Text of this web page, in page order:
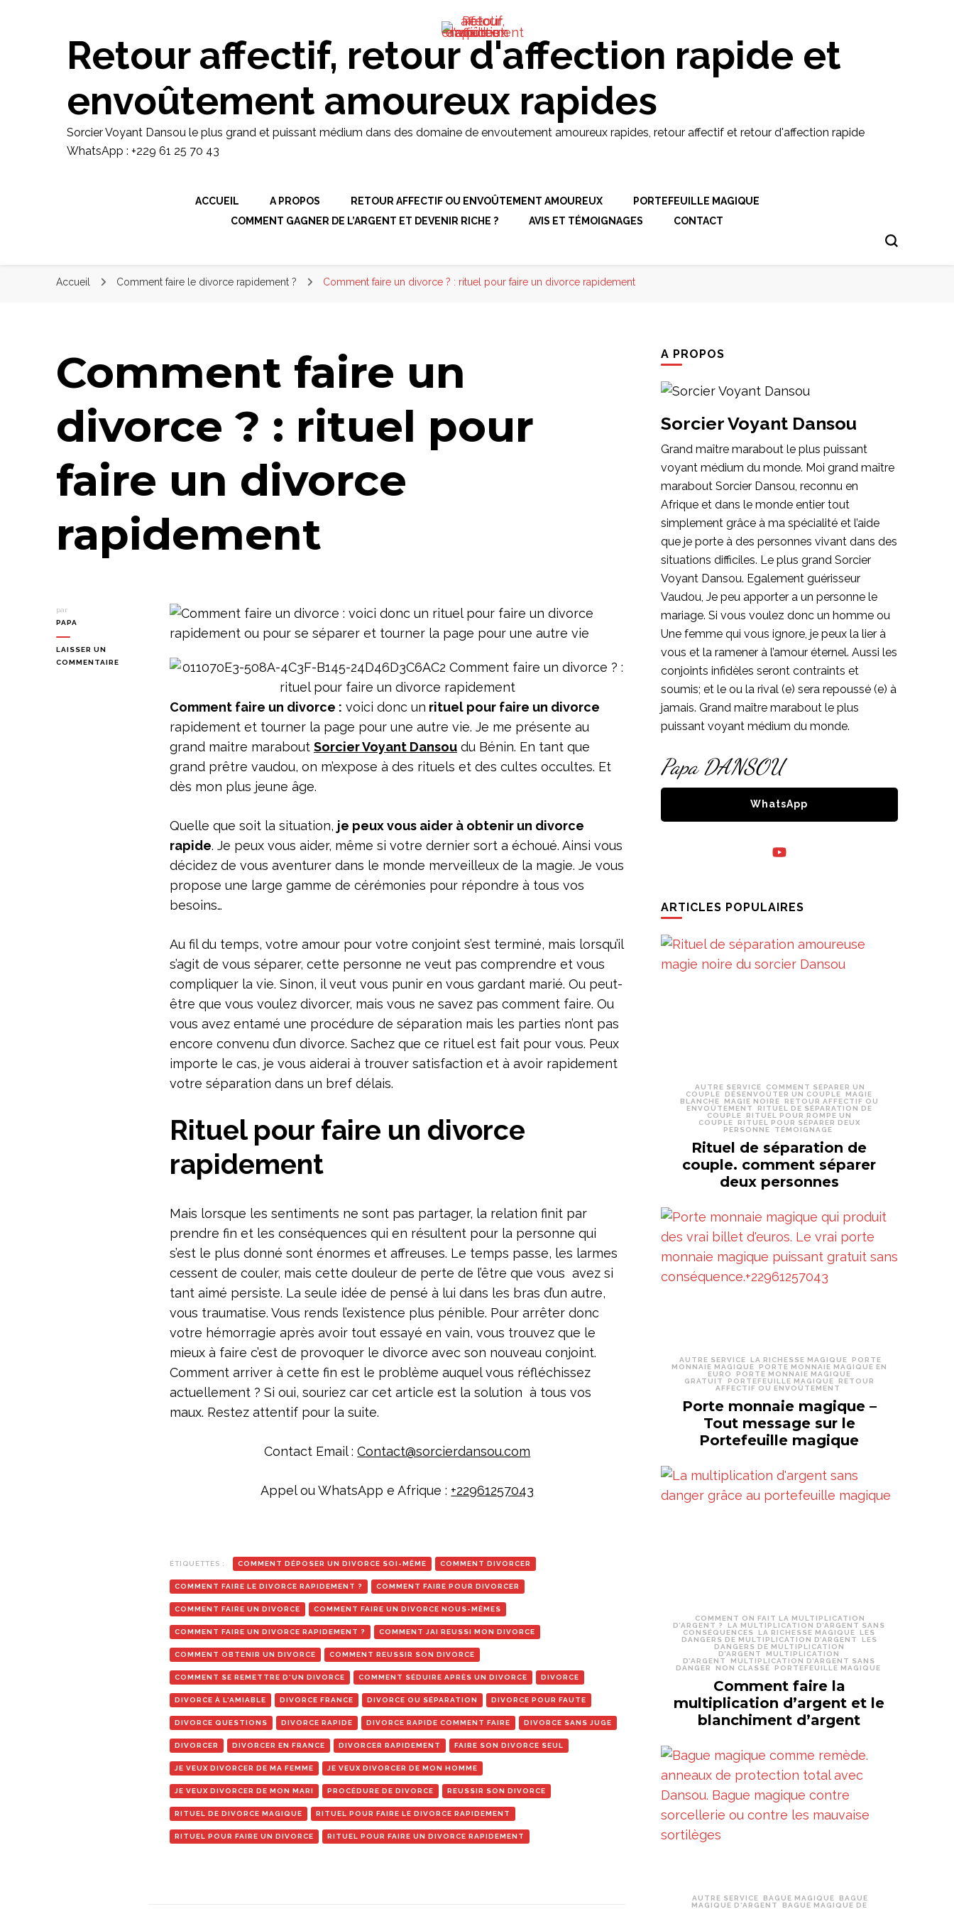
domaine de envoutement amoureux rapides, retour affectif et
retour d'affection rapide WhatsApp : +229 61 25 70 43
Retour affectif, retour d'affection rapide et
envoûtement amoureux rapides
Sorcier Voyant Dansou le plus grand et puissant médium dans des domaine de envoutement amoureux rapides, retour affectif et retour d'affection rapide
WhatsApp : +229 61 25 70 43
ACCUEIL A PROPOS RETOUR AFFECTIF OU ENVOÛTEMENT AMOUREUX
PORTEFEUILLE MAGIQUE
COMMENT GAGNER DE L’ARGENT ET DEVENIR RICHE ?
AVIS ET TÉMOIGNAGES CONTACT
Accueil Comment faire le divorce rapidement ? Comment faire un divorce ? : rituel pour faire un divorce rapidement
Comment faire un
divorce ? : rituel pour
faire un divorce
rapidement
par
PAPA
LAISSER UN
COMMENTAIRE
Comment faire un divorce : voici donc un rituel pour faire un divorce
rapidement et tourner la page pour une autre vie. Je me présente au
grand maitre marabout Sorcier Voyant Dansou du Bénin. En tant que
grand prêtre vaudou, on m’expose à des rituels et des cultes occultes. Et
dès mon plus jeune âge.
Quelle que soit la situation, je peux vous aider à obtenir un divorce
rapide. Je peux vous aider, même si votre dernier sort a échoué. Ainsi vous
décidez de vous aventurer dans le monde merveilleux de la magie. Je vous
propose une large gamme de cérémonies pour répondre à tous vos
besoins…
Au fil du temps, votre amour pour votre conjoint s’est terminé, mais lorsqu’il
s’agit de vous séparer, cette personne ne veut pas comprendre et vous
compliquer la vie. Sinon, il veut vous punir en vous gardant marié. Ou peut-
être que vous voulez divorcer, mais vous ne savez pas comment faire. Ou
vous avez entamé une procédure de séparation mais les parties n’ont pas
encore convenu d’un divorce. Sachez que ce rituel est fait pour vous. Peux
importe le cas, je vous aiderai à trouver satisfaction et à avoir rapidement
votre séparation dans un bref délais.
Rituel pour faire un divorce
rapidement
Mais lorsque les sentiments ne sont pas partager, la relation finit par
prendre fin et les conséquences qui en résultent pour la personne qui
s’est le plus donné sont énormes et affreuses. Le temps passe, les larmes
cessent de couler, mais cette douleur de perte de l’être que vous avez si
tant aimé persiste. La seule idée de pensé à lui dans les bras d’un autre,
vous traumatise. Vous rends l’existence plus pénible. Pour arrêter donc
votre hémorragie après avoir tout essayé en vain, vous trouvez que le
mieux à faire c’est de provoquer le divorce avec son nouveau conjoint.
Comment arriver à cette fin est le problème auquel vous réfléchissez
actuellement ? Si oui, souriez car cet article est la solution à tous vos
maux. Restez attentif pour la suite.
Contact Email :Contact@sorcierdansou.com
Appel ou WhatsApp e Afrique : +22961257043
ÉTIQUETTES : COMMENT DÉPOSER UN DIVORCE SOI-MÊME COMMENT DIVORCER
COMMENT FAIRE LE DIVORCE RAPIDEMENT ? COMMENT FAIRE POUR DIVORCER
COMMENT FAIRE UN DIVORCE COMMENT FAIRE UN DIVORCE NOUS-MÊMES
COMMENT FAIRE UN DIVORCE RAPIDEMENT ? COMMENT JAI REUSSI MON DIVORCE
COMMENT OBTENIR UN DIVORCE COMMENT REUSSIR SON DIVORCE
COMMENT SE REMETTRE D'UN DIVORCE COMMENT SÉDUIRE APRÈS UN DIVORCE DIVORCE
DIVORCE À L'AMIABLE DIVORCE FRANCE DIVORCE OU SÉPARATION DIVORCE POUR FAUTE
DIVORCE QUESTIONS DIVORCE RAPIDE DIVORCE RAPIDE COMMENT FAIRE DIVORCE SANS JUGE
DIVORCER DIVORCER EN FRANCE DIVORCER RAPIDEMENT FAIRE SON DIVORCE SEUL
JE VEUX DIVORCER DE MA FEMME JE VEUX DIVORCER DE MON HOMME
JE VEUX DIVORCER DE MON MARI PROCÉDURE DE DIVORCE REUSSIR SON DIVORCE
RITUEL DE DIVORCE MAGIQUE RITUEL POUR FAIRE LE DIVORCE RAPIDEMENT
RITUEL POUR FAIRE UN DIVORCE RITUEL POUR FAIRE UN DIVORCE RAPIDEMENT
A PROPOS
Sorcier Voyant Dansou
Grand maître marabout le plus puissant
voyant médium du monde. Moi grand maître
marabout Sorcier Dansou, reconnu en
Afrique et dans le monde entier tout
simplement grâce à ma spécialité et l’aide
que je porte à des personnes vivant dans des
situations difficiles. Le plus grand Sorcier
Voyant Dansou. Egalement guérisseur
Vaudou, Je peu apporter a un personne le
mariage. Si vous voulez donc un homme ou
Une femme qui vous ignore, je peux la lier à
vous et la ramener à l’amour éternel. Aussi les
conjoints infidèles seront contraints et
soumis; et le ou la rival (e) sera repoussé (e) à
jamais. Grand maître marabout le plus
puissant voyant médium du monde.
Papa DANSOU
WhatsApp
ARTICLES POPULAIRES
AUTRE SERVICE
COMMENT SÉPARER UN
COUPLE
DÉSENVOÛTER UN COUPLE
MAGIE
BLANCHE
MAGIE NOIRE
RETOUR AFFECTIF OU
ENVOÛTEMENT
RITUEL DE SÉPARATION DE
COUPLE
RITUEL POUR ROMPE UN
COUPLE
RITUEL POUR SÉPARER DEUX
PERSONNE
TÉMOIGNAGE
Rituel de séparation de
couple. comment séparer
deux personnes
AUTRE SERVICE LA RICHESSE MAGIQUE
PORTE
MONNAIE MAGIQUE
PORTE MONNAIE MAGIQUE EN
EURO
PORTE MONNAIE MAGIQUE
GRATUIT
PORTEFEUILLE MAGIQUE
RETOUR
AFFECTIF OU ENVOÛTEMENT
Porte monnaie magique –
Tout message sur le
Portefeuille magique
COMMENT ON FAIT LA MULTIPLICATION
D’ARGENT ?
LA MULTIPLICATION D’ARGENT SANS
CONSÉQUENCES
LA RICHESSE MAGIQUE
LES
DANGERS DE MULTIPLICATION D’ARGENT
LES
DANGERS DE MULTIPLICATION
D’ARGENT
MULTIPLICATION
D’ARGENT
MULTIPLICATION D’ARGENT SANS
DANGER
NON CLASSÉ PORTEFEUILLE MAGIQUE
Comment faire la
multiplication d’argent et le
blanchiment d’argent
AUTRE SERVICE BAGUE MAGIQUE
BAGUE
MAGIQUE D'ARGENT
BAGUE MAGIQUE DE